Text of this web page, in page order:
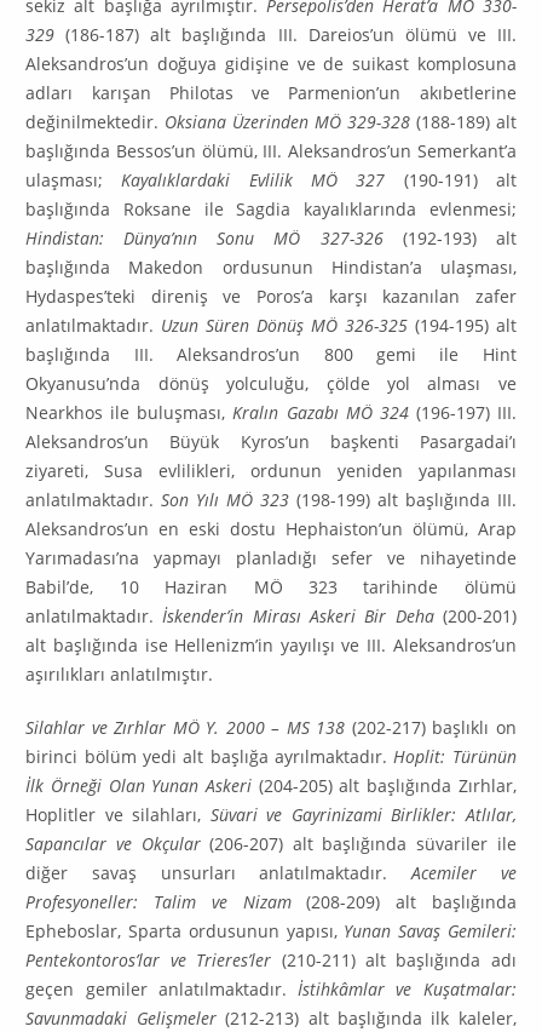
sekiz alt başlığa ayrılmıştır.Per­sepolis’den Herat’a MÖ 330-
329 (186-187) alt başlığında III. Dareios’un ölümü ve III.
Aleks­andros’un doğuya gidişine ve de suikast komplosuna
adları karışan Philotas ve Parmenion’un akıbetlerine
değinilmektedir. Oksiana Üzerinden MÖ 329-328 (188-189) alt
başlığında Bessos’un ölümü, III. Aleksandros’un Semerkant’a
ulaşması;Kayalıklardaki Evlilik MÖ 327 (190-191) alt
başlığında Roksane ile Sagdia kayalıklarında evlenmesi;
Hindistan: Dünya’nın Sonu MÖ 327-326 (192-193) alt
başlığında Makedon ordusunun Hindistan’a ulaşması,
Hydaspes’teki direniş ve Po­ros’a karşı kazanılan zafer
anlatılmaktadır. Uzun Süren Dönüş MÖ 326-325 (194-195) alt
başlı­ğında III. Aleksandros’un 800 gemi ile Hint
Okyanusu’nda dönüş yolculuğu, çölde yol alması ve
Nearkhos ile buluşması,Kralın Gazabı MÖ 324 (196-197) III.
Aleksandros’un Büyük Kyros’un baş­kenti Pasargadai’ı
ziyareti, Susa evlilikleri, ordunun yeniden yapılanması
anlatılmaktadır.Son Yılı MÖ 323 (198-199) alt başlığında III.
Aleksandros’un en eski dostu Hephaiston’un ölümü, Arap
Yarımadası’na yapmayı planladığı sefer ve nihayetinde
Babil’de, 10 Haziran MÖ 323 tarihinde ölümü
anlatılmaktadır.İskender’in Mirası Askeri Bir Deha (200-201)
alt başlığında ise Helle­nizm’in yayılışı ve III. Aleksandros’un
aşırılıkları anlatılmıştır.
Silahlar ve Zırhlar MÖ Y. 2000 – MS 138 (202-217) başlıklı on
birinci bölüm yedi alt başlığa ayrıl­maktadır.Hoplit: Türünün
İlk Örneği Olan Yunan Askeri (204-205) alt başlığında Zırhlar,
Hop­lit­ler ve silahları, Süvari ve Gayrinizami Birlikler: Atlılar,
Sapancılar ve Okçular(206-207) alt başlı­ğında süvariler ile
diğer savaş unsurları anlatılmaktadır.Acemiler ve
Profesyoneller: Talim ve Nizam(208-209) alt başlığında
Epheboslar, Sparta ordusunun yapısı, Yunan Savaş Gemileri:
Pen­te­kon­toros’lar ve Trieres’ler (210-211) alt başlığında adı
geçen gemiler anlatılmaktadır.İstih­kâmlar ve Kuşatmalar:
Savunmadaki Gelişmeler(212-213) alt başlığında ilk kaleler,